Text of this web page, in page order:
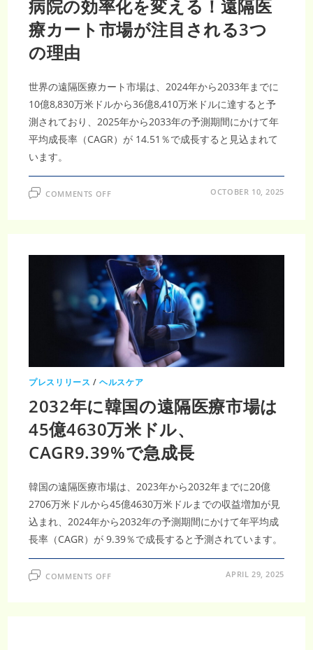
齢
化
人
口
増
ケ
ア
需
要
に
り、
2033
で
232
に
達
し、
CAGR18.08％
で
拡
大
病院の効率化を変える！遠隔医
療カート市場が注目される3つ
の理由
世界の遠隔医療カート市場は、2024年から2033年までに
10億8,830万米ドルから36億8,410万米ドルに達すると予
測されており、2025年から2033年の予測期間にかけて年
平均成長率（CAGR）が 14.51％で成長すると見込まれて
います。
COMMENTS OFFON
を
変
え
る！
遠
隔
医
療
カ
ー
ト
市
場
注
さ
れ
る
3
つ
の
理
OCTOBER 10, 2025
プレスリリース /ヘルスケア
2032年に韓国の遠隔医療市場は
45億4630万米ドル、
CAGR9.39%で急成長
韓国の遠隔医療市場は、2023年から2032年までに20億
2706万米ドルから45億4630万米ドルまでの収益増加が見
込まれ、2024年から2032年の予測期間にかけて年平均成
長率（CAGR）が 9.39％で成長すると予測されています。
COMMENTS OFFON APRIL 29, 2025